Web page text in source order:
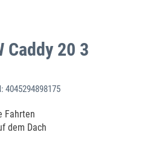
Caddy 20 3
4045294898175
Fahrten
dem Dach